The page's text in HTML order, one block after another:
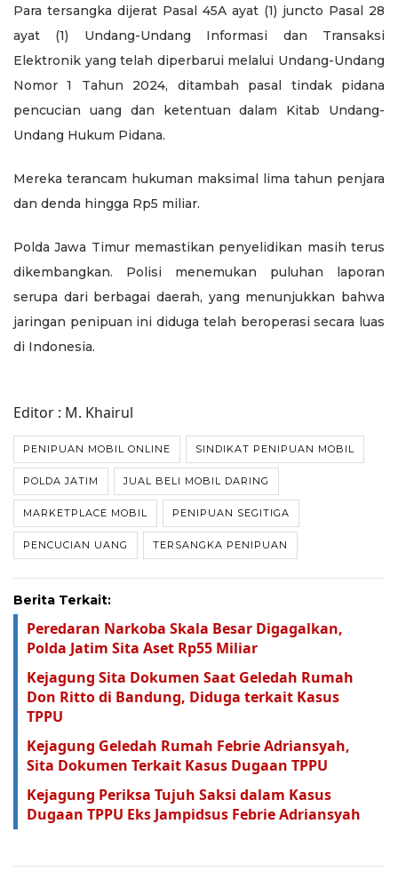
Para tersangka dijerat Pasal 45A ayat (1) juncto Pasal 28
ayat (1) Undang-Undang Informasi dan Transaksi
Elektronik yang telah diperbarui melalui Undang-Undang
Nomor 1 Tahun 2024, ditambah pasal tindak pidana
pencucian uang dan ketentuan dalam Kitab Undang-
Undang Hukum Pidana.
Mereka terancam hukuman maksimal lima tahun penjara
dan denda hingga Rp5 miliar.
Polda Jawa Timur memastikan penyelidikan masih terus
dikembangkan. Polisi menemukan puluhan laporan
serupa dari berbagai daerah, yang menunjukkan bahwa
jaringan penipuan ini diduga telah beroperasi secara luas
di Indonesia.
Editor : M. Khairul
PENIPUAN MOBIL ONLINE SINDIKAT PENIPUAN MOBIL
POLDA JATIM JUAL BELI MOBIL DARING
MARKETPLACE MOBIL PENIPUAN SEGITIGA
PENCUCIAN UANG TERSANGKA PENIPUAN
Berita Terkait:
Peredaran Narkoba Skala Besar Digagalkan,
Polda Jatim Sita Aset Rp55 Miliar
Kejagung Sita Dokumen Saat Geledah Rumah
Don Ritto di Bandung, Diduga terkait Kasus
TPPU
Kejagung Geledah Rumah Febrie Adriansyah,
Sita Dokumen Terkait Kasus Dugaan TPPU
Kejagung Periksa Tujuh Saksi dalam Kasus
Dugaan TPPU Eks Jampidsus Febrie Adriansyah